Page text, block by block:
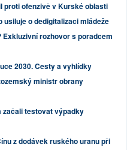
proti ofenzivě v Kurské oblasti
usiluje o dedigitalizaci mládeže
rozhovor s poradcem
2030. Cesty a vyhlídky
ministr obrany
začali testovat výpadky
z dodávek ruského uranu při